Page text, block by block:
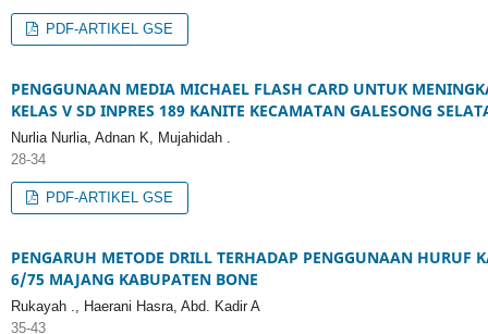
PDF-ARTIKEL GSE
PENGGUNAAN MEDIA MICHAEL FLASH CARD UNTUK
KELAS V SD INPRES 189 KANITE KECAMATAN GALESONG
Nurlia Nurlia, Adnan K, Mujahidah .
28-34
PDF-ARTIKEL GSE
PENGARUH METODE DRILL TERHADAP PENGGUNAAN HURUF
6/75 MAJANG KABUPATEN BONE
Rukayah ., Haerani Hasra, Abd. Kadir A
35-43